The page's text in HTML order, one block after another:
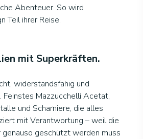
Abenteuer. So wird
Teil ihrer Reise.
mit Superkräften.
widerstandsfähig und
Mazzucchelli Acetat,
und Scharniere, die alles
mit Verantwortung – weil die
genauso geschützt werden muss